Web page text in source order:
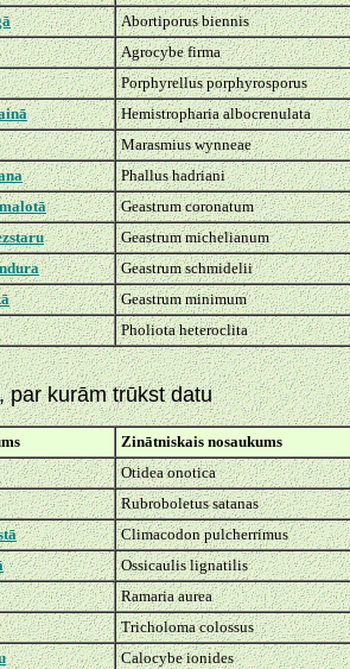
Abortiporus biennis
Agrocybe firma
Porphyrellus porphyrosporus
Hemistropharia albocrenulata
Marasmius wynneae
Phallus hadriani
Geastrum coronatum
Geastrum michelianum
Geastrum schmidelii
Geastrum minimum
Pholiota heteroclita
par kurām trūkst datu
Zinātniskais nosaukums
Otidea onotica
Rubroboletus satanas
Climacodon pulcherrimus
Ossicaulis lignatilis
Ramaria aurea
Tricholoma colossus
Calocybe ionides